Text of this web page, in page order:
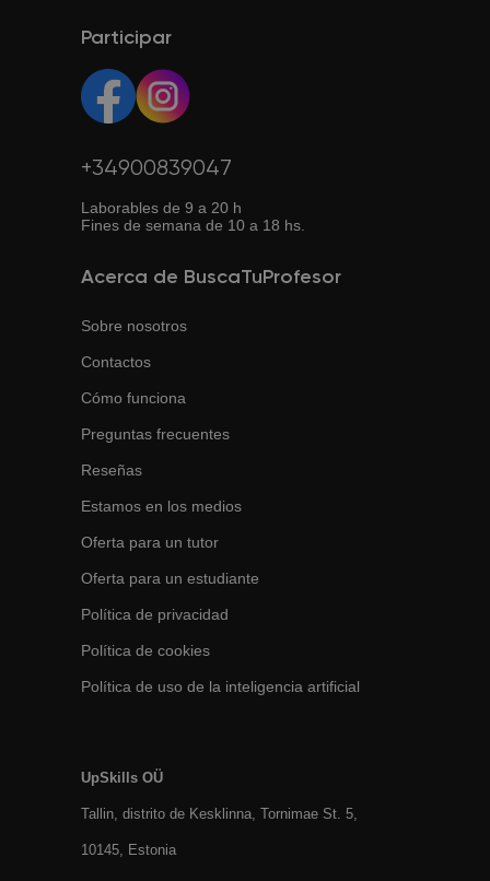
Participar
+34900839047
Laborables de 9 a 20 h
Fines de semana de 10 a 18 hs.
Acerca de BuscaTuProfesor
Sobre nosotros
Contactos
Cómo funciona
Preguntas frecuentes
Reseñas
Estamos en los medios
Oferta para un tutor
Oferta para un estudiante
Política de privacidad
Política de cookies
Política de uso de la inteligencia artificial
UpSkills OÜ
Tallin, distrito de Kesklinna, Tornimаe St. 5,
10145, Estonia